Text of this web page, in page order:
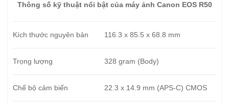
Thông số kỹ thuật nổi bật của máy ảnh Canon EOS R50
Kích thước nguyên bản 116.3 x 85.5 x 68.8 mm
Trọng lượng 328 gram (Body)
Chế bộ cảm biến 22.3 x 14.9 mm (APS-C) CMOS